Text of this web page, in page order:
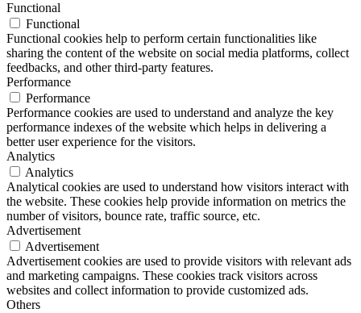
Functional
Functional
Functional cookies help to perform certain functionalities like
sharing the content of the website on social media platforms, collect
feedbacks, and other third-party features.
Performance
Performance
Performance cookies are used to understand and analyze the key
performance indexes of the website which helps in delivering a
better user experience for the visitors.
Analytics
Analytics
Analytical cookies are used to understand how visitors interact with
the website. These cookies help provide information on metrics the
number of visitors, bounce rate, traffic source, etc.
Advertisement
Advertisement
Advertisement cookies are used to provide visitors with relevant ads
and marketing campaigns. These cookies track visitors across
websites and collect information to provide customized ads.
Others